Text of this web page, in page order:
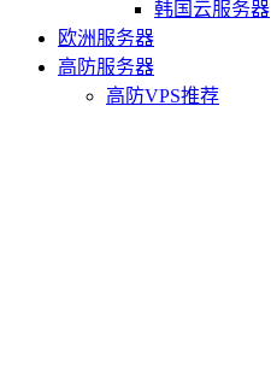
韩国云服务器
欧洲服务器
高防服务器
高防VPS推荐